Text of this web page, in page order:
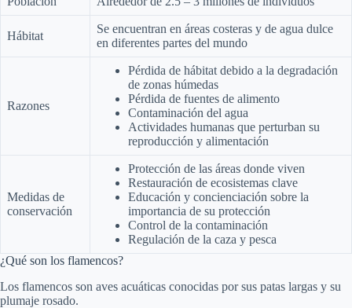
Hábitat
Se encuentran en áreas costeras y de agua dulce
en diferentes partes del mundo
Razones
Pérdida de hábitat debido a la degradación
de zonas húmedas
Pérdida de fuentes de alimento
Contaminación del agua
Actividades humanas que perturban su
reproducción y alimentación
Medidas de
conservación
Protección de las áreas donde viven
Restauración de ecosistemas clave
Educación y concienciación sobre la
importancia de su protección
Control de la contaminación
Regulación de la caza y pesca
¿Qué son los flamencos?
Los flamencos son aves acuáticas conocidas por sus patas largas y su
plumaje rosado.